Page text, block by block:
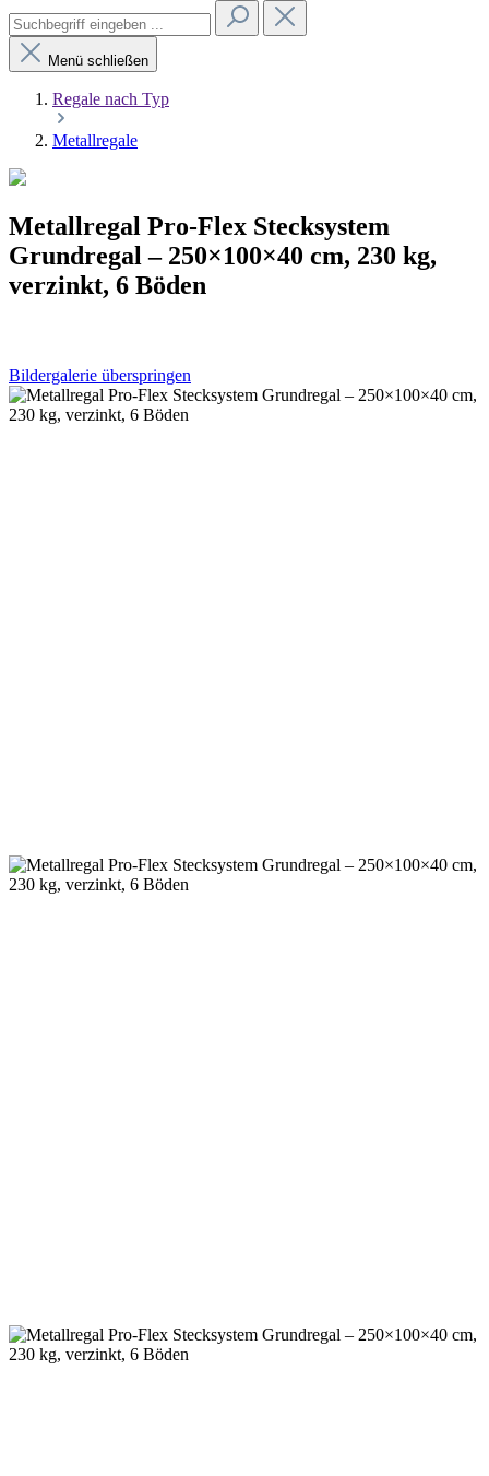
Menü schließen
Regale nach Typ
Metallregale
Metallregal Pro-Flex Stecksystem
Grundregal – 250×100×40 cm, 230 kg,
verzinkt, 6 Böden
Bildergalerie überspringen